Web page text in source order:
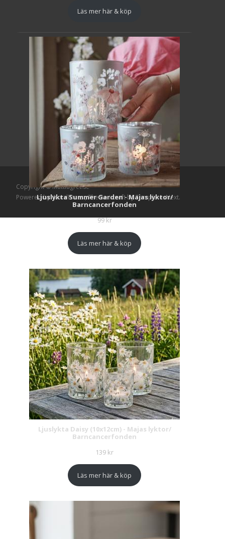
Läs mer här & köp
Ljuslykta Summer Garden - Majas lyktor/
Barncancerfonden
99kr
Läs mer här & köp
Ljuslykta Daisy (10x12cm) - Majas lyktor/
Barncancerfonden
139 kr
Läs mer här & köp
Copyright © Mattlagret.se
Powered by WordPress, Themei-craftby TemplatesNext.